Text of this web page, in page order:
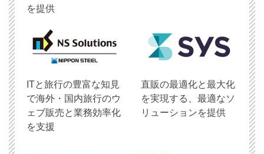
を提供
ITと旅行の豊富な知見
で海外・国内旅行のウ
ェブ販売と業務効率化
を支援
直販の最適化と最大化
を実現する、最適なソ
リューションを提供